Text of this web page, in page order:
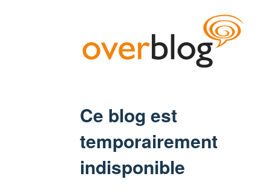
Ce blog est
temporairement
indisponible